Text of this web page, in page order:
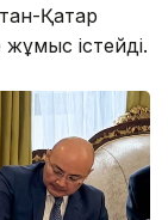
Қатар
істейді.